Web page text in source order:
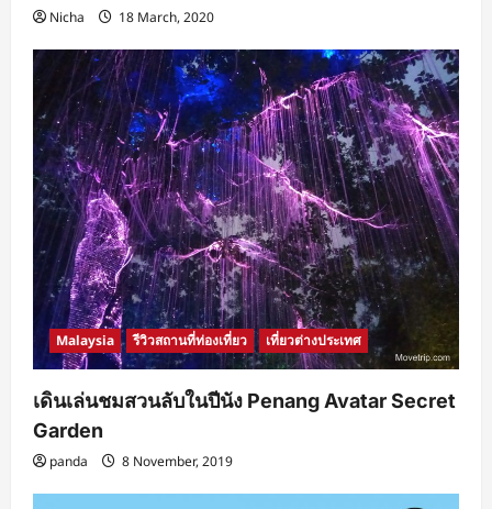
Nicha 18 March, 2020
Malaysia รีวิวสถานที่ท่องเที่ยว เที่ยวต่างประเทศ
เดินเล่นชมสวนลับในปีนัง Penang Avatar Secret
Garden
panda 8 November, 2019